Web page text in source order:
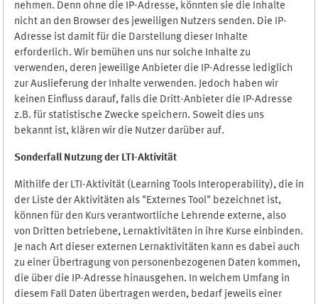
nehmen. Denn ohne die IP-Adresse, könnten sie die Inhalte
nicht an den Browser des jeweiligen Nutzers senden. Die IP-
Adresse ist damit für die Darstellung dieser Inhalte
erforderlich. Wir bemühen uns nur solche Inhalte zu
verwenden, deren jeweilige Anbieter die IP-Adresse lediglich
zur Auslieferung der Inhalte verwenden. Jedoch haben wir
keinen Einfluss darauf, falls die Dritt-Anbieter die IP-Adresse
z.B. für statistische Zwecke speichern. Soweit dies uns
bekannt ist, klären wir die Nutzer darüber auf.
Sonderfall Nutzung der LTI-Aktivität
Mithilfe der LTI-Aktivität (Learning Tools Interoperability), die in
der Liste der Aktivitäten als "Externes Tool" bezeichnet ist,
können für den Kurs verantwortliche Lehrende externe, also
von Dritten betriebene, Lernaktivitäten in ihre Kurse einbinden.
Je nach Art dieser externen Lernaktivitäten kann es dabei auch
zu einer Übertragung von personenbezogenen Daten kommen,
die über die IP-Adresse hinausgehen. In welchem Umfang in
diesem Fall Daten übertragen werden, bedarf jeweils einer